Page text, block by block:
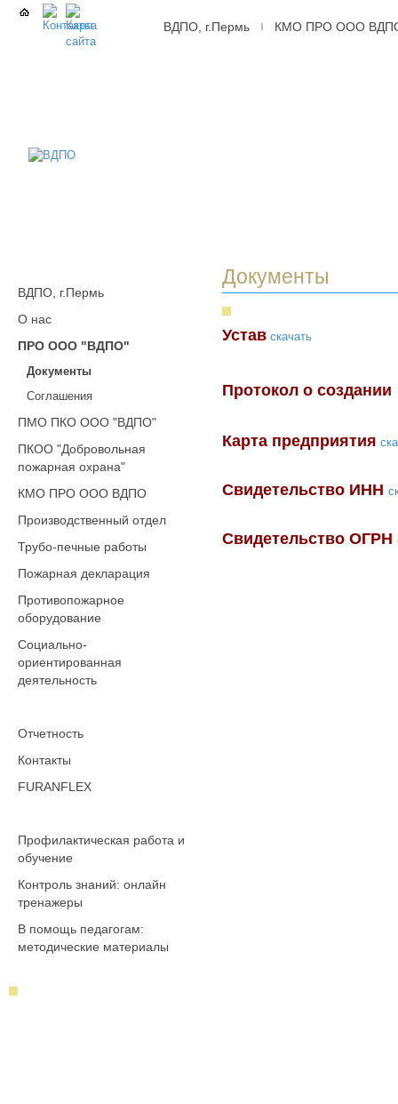
ВДПО, г.Пермь КМО ПРО ООО
ВДПО, г.Пермь
О нас
ПРО ООО "ВДПО"
Документы
Соглашения
ПМО ПКО ООО "ВДПО"
ПКОО "Добровольная
пожарная охрана"
КМО ПРО ООО ВДПО
Производственный отдел
Трубо-печные работы
Пожарная декларация
Противопожарное
оборудование
Социально-
ориентированная
деятельность
Отчетность
Контакты
FURANFLEX
Профилактическая работа и
обучение
Контроль знаний: онлайн
тренажеры
В помощь педагогам:
методические материалы
Документы
Устав скачать
Протокол о создании
Карта предприятия
Свидетельство ИНН
Свидетельство ОГРН